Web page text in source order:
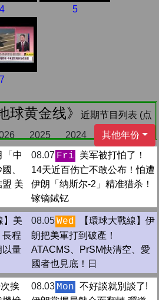
4 5
7
球黄金线》
近期节目列表 (点
2025 2024
其他年份
「中
、
美
08.07 Fri
美军被打怕了！
14天近百伤亡不敢公布！怕遭
伊朗「纳斯尔-2」精准猎杀！
镓镝鋱钇
】美
程
以量
08.05Wed
【環球大戰線】伊
朗把美軍打到破產！
ATACMS、PrSM快清空、愛
國者也見底！日
挨
08.03 Mon 不好談就別談了!